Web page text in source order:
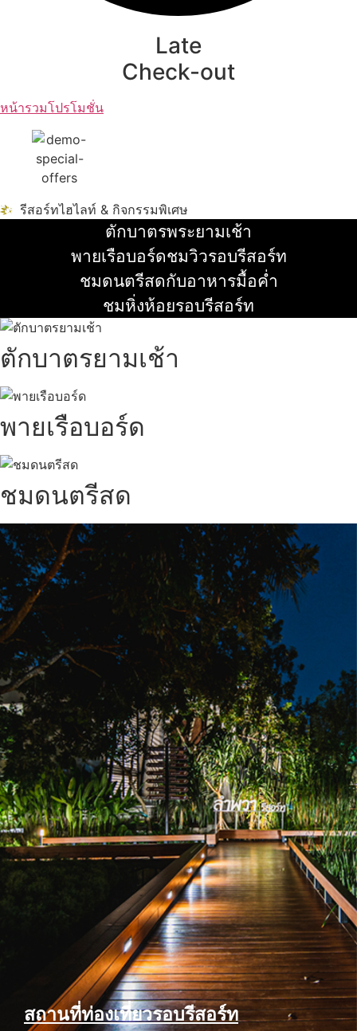
Late
Check-out
หน้ารวมโปรโมชั่น
รีสอร์ทไฮไลท์ & กิจกรรมพิเศษ
ตักบาตรพระยามเช้า
อ่านเพิ่ม
พายเรือบอร์ดชมวิวรอบรีสอร์ท
อ่านเพิ่ม
ชมดนตรีสดกับอาหารมื้อค่ำ
อ่านเพิ่ม
ชมหิ่งห้อยรอบรีสอร์ท
ตักบาตรยามเช้า
พายเรือบอร์ด
ชมดนตรีสด
สถานที่ท่องเที่ยวรอบรีสอร์ท